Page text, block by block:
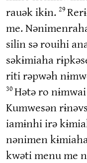
rauək ikɨn. 29
me.
silin sə rouihi
səkɨmiaha
riti rəpwəh
30 Hətə ro
Kumwesən
iamɨnhi irə
nənimen
kwəti menu me